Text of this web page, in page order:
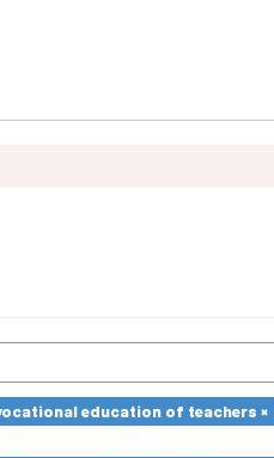
education of teachers ×